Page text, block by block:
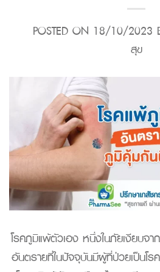
POSTED ON 18/10/2023
สุข
โรคภูมิแพ้ตัวเอง หนึ่งในภัยเงียบจ
อันตรายที่ในปัจจุบันมีผู้ที่ป่วยเป็นโ